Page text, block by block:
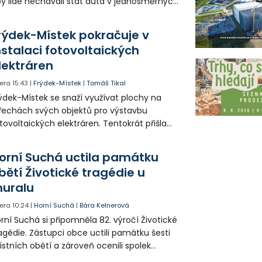
někteří obyvatelé rozhodli sepsat petici.
Místek pokračuje v
fotovoltaických
15:43 |Frýdek-Místek |Tomáš Tikal
Místek se snaží využívat plochy na
svých objektů pro výstavbu
elektráren. Tentokrát přišla
Suchá uctila památku
Životické tragédie u
10:24 |Horní Suchá |Bára Kelnerová
Suchá si připomněla 82. výročí Životické
Zástupci obce uctili památku šesti
obětí a zároveň ocenili spolek